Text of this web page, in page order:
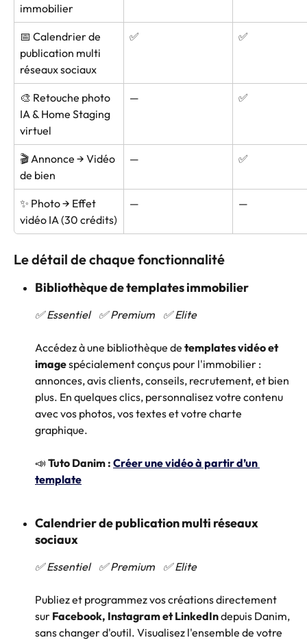
immobilier
📅 Calendrier de
publication multi
réseaux sociaux
✅ ✅
🎨 Retouche photo
IA & Home Staging
virtuel
— ✅
🎬 Annonce → Vidéo
de bien
— ✅
✨ Photo → Effet
vidéo IA (30 crédits)
— —
Le détail de chaque fonctionnalité
Bibliothèque de templates immobilier
✅ Essentiel    ✅ Premium    ✅ Elite
Accédez à une bibliothèque de templates vidéo et
image spécialement conçus pour l'immobilier :
annonces, avis clients, conseils, recrutement, et bien
plus. En quelques clics, personnalisez votre contenu
avec vos photos, vos textes et votre charte
graphique.
📣 Tuto Danim : Créer une vidéo à partir d’un
template
Calendrier de publication multi réseaux
sociaux
✅ Essentiel    ✅ Premium    ✅ Elite
Publiez et programmez vos créations directement
sur Facebook, Instagram et LinkedIn depuis Danim,
sans changer d'outil. Visualisez l'ensemble de votre